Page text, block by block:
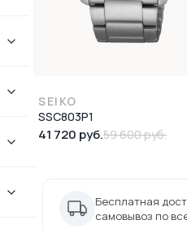
SEIKO
SSC803P1
41 720 руб.59 600 руб.
Бесплатная
самовывоз по